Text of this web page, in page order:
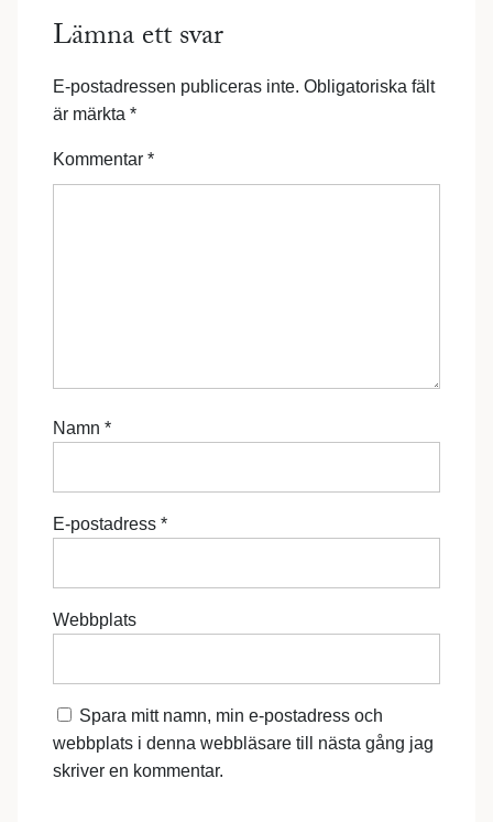
Lämna ett svar
E-postadressen publiceras inte. Obligatoriska fält
är märkta *
Kommentar *
Namn *
E-postadress *
Webbplats
Spara mitt namn, min e-postadress och
webbplats i denna webbläsare till nästa gång jag
skriver en kommentar.